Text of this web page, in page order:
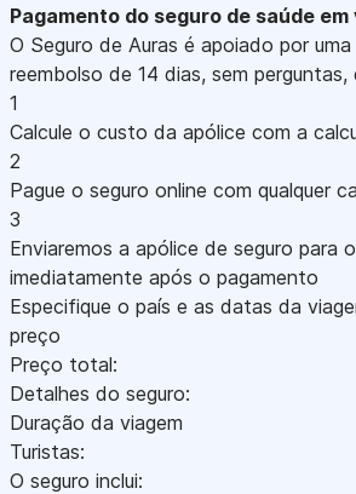
Pagamento do seguro de saúde em
O Seguro de Auras é apoiado por
reembolso de 14 dias, sem perguntas,
1
Calcule o custo da apólice com a
2
Pague o seguro online com qualquer
3
Enviaremos a apólice de seguro para
imediatamente após o pagamento
Especifique o país e as datas da
preço
Preço total:
Detalhes do seguro:
Duração da viagem
Turistas:
O seguro inclui: